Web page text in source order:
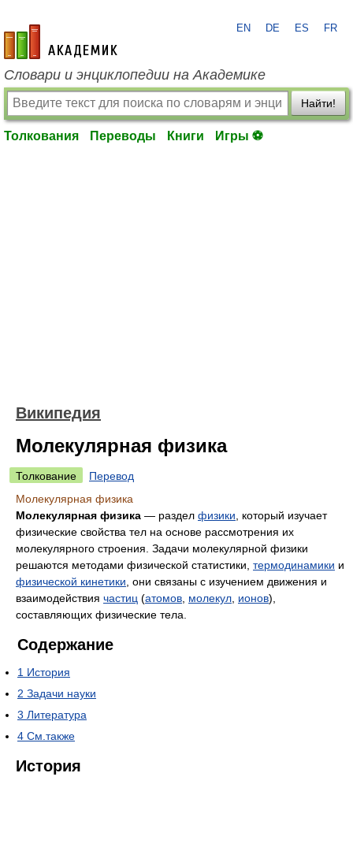
academic.ru
EN DE ES FR
Словари и энциклопедии на Академике
Найти!
Толкования Переводы Книги Игры ⚽
Википедия
Молекулярная физика
Толкование
Перевод
Молекулярная физика
Молекулярная физика — раздел физики , который изучает
физические свойства тел на основе рассмотрения их
молекулярного строения. Задачи молекулярной физики
решаются методами физической статистики, термодинамики и
физической кинетики , они связаны с изучением движения и
взаимодействия частиц (атомов молекул ионов),
составляющих физические тела.
Содержание
1 История
2 Задачи науки
3 Литература
4 См.также
История